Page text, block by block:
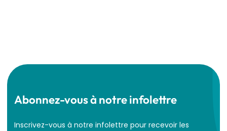
Abonnez-vous à notre infolettre
Inscrivez-vous à notre infolettre pour recevoir les